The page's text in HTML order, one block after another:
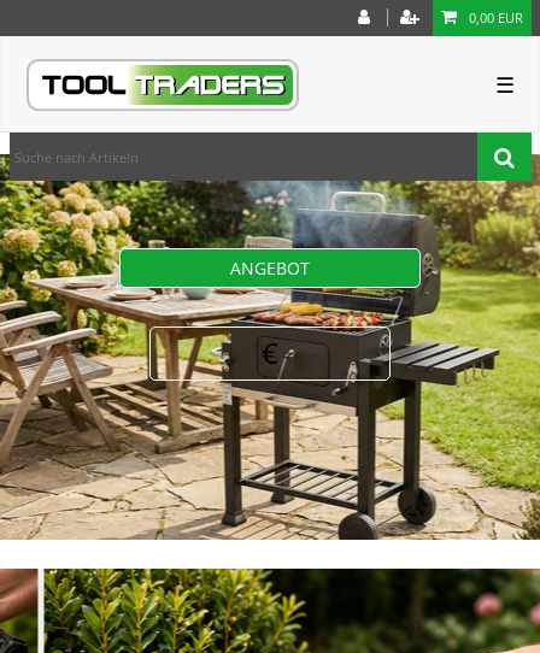
0,00 EUR
☰
ANGEBOT
€